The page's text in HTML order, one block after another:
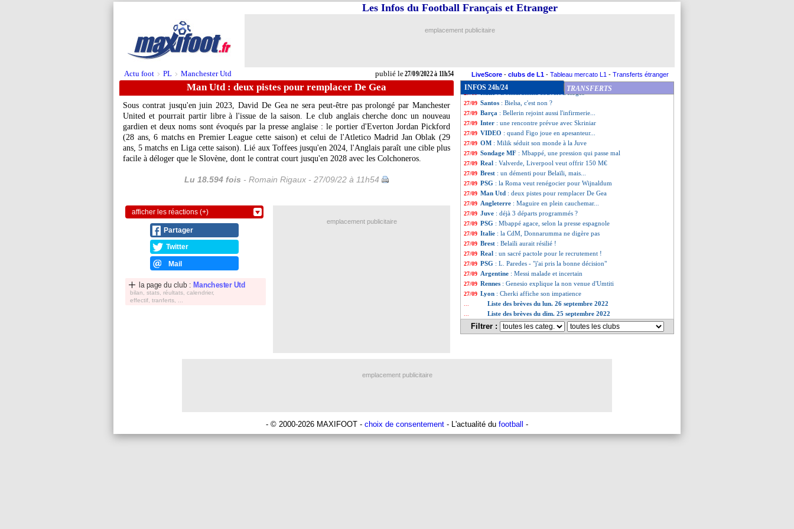
Actu foot > PL > Manchester Utd publié le27/09/2022 à 11h54
Les Infos du Football Français et Etranger
emplacement publicitaire
LiveScore - clubs de L1 - Tableau mercato L1 - Transferts étranger
Man Utd : deux pistes pour remplacer De Gea
Sous contrat jusqu'en juin 2023, David De Gea ne sera peut-être pas prolongé par Manchester
United et pourrait partir libre à l'issue de la saison. Le club anglais cherche donc un nouveau
gardien et deux noms sont évoqués par la presse anglaise : le portier d'Everton Jordan Pickford
(28 ans, 6 matchs en Premier League cette saison) et celui de l'Atletico Madrid Jan Oblak (29
ans, 5 matchs en Liga cette saison). Lié aux Toffees jusqu'en 2024, l'Anglais paraît une cible plus
facile à déloger que le Slovène, dont le contrat court jusqu'en 2028 avec les Colchoneros.
Lu 18.594 fois - Romain Rigaux - 27/09/22 à 11h54
afficher les réactions (+)
Partager
Twitter
Mail
la page du club : Manchester Utd
bilan, stats, réultats, calendrier,
effectif, tranferts, ...
INFOS 24h/24 TRANSFERTS
27/09 Chelsea: bonne nouvelle pour Kanté
27/09 Leicester: Maddison, Newcastle ne lâche rien !
27/09 Newcastle
27/09 Iran: la sortie courageuse d'Azmoun !
27/09 Amical: le Cameroun battu par la Corée du Sud
: Donnarumma couvert d'éloges
27/09 Santos : Bielsa, c'est non ?
27/09 Barça : Bellerin rejoint aussi l'infirmerie...
27/09 Inter : une rencontre prévue avec Skriniar
27/09 VIDEO : quand Figo joue en apesanteur...
27/09 OM : Milik séduit son monde à la Juve
27/09 Sondage MF : Mbappé, une pression qui passe mal
27/09 Real : Valverde, Liverpool veut offrir 150 M€
27/09 Brest : un démenti pour Belaïli, mais...
27/09 PSG : la Roma veut renégocier pour Wijnaldum
27/09 Man Utd : deux pistes pour remplacer De Gea
27/09 Angleterre : Maguire en plein cauchemar...
27/09 Juve : déjà 3 départs programmés ?
27/09 PSG : Mbappé agace, selon la presse espagnole
27/09 Italie : la CdM, Donnarumma ne digère pas
27/09 Brest : Belaïli aurait résilié !
27/09 Real : un sacré pactole pour le recrutement !
27/09 PSG : L. Paredes - "j'ai pris la bonne décision"
27/09 Argentine : Messi malade et incertain
27/09 Rennes : Genesio explique la non venue d'Umtiti
27/09 Lyon : Cherki affiche son impatience
Liste des brèves du lun. 26 septembre 2022
Liste des brèves du dim. 25 septembre 2022
Filtrer :
emplacement publicitaire
emplacement publicitaire
- © 2000-2026 MAXIFOOT - choix de consentement - L'actualité du football -